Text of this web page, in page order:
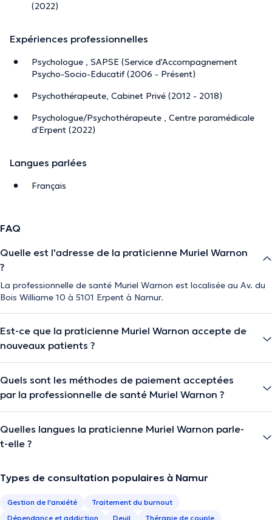
(2022)
Expériences professionnelles
Psychologue , SAPSE (Service d'Accompagnement
Psycho-Socio-Educatif (2006 - Présent)
Psychothérapeute, Cabinet Privé (2012 - 2018)
Psychologue/Psychothérapeute , Centre paramédicale
d'Erpent (2022)
Langues parlées
Français
FAQ
Quelle est l'adresse de la praticienne Muriel Warnon
?
La professionnelle de santé Muriel Warnon est localisée au Av. du
Bois Williame 10 à 5101 Erpent à Namur.
Est-ce que la praticienne Muriel Warnon accepte de
nouveaux patients ?
Quels sont les méthodes de paiement acceptées
par la professionnelle de santé Muriel Warnon ?
Quelles langues la praticienne Muriel Warnon parle-
t-elle ?
Types de consultation populaires à Namur
Gestion de l'anxiété
Traitement du burnout
Dépendance et addiction
Deuil
Thérapie de couple